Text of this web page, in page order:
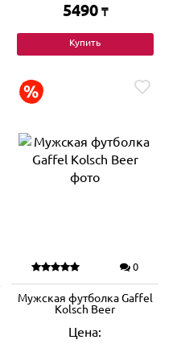
5490 ₸
Купить
0
Мужская футболка Gaffel
Kolsch Beer
Цена: